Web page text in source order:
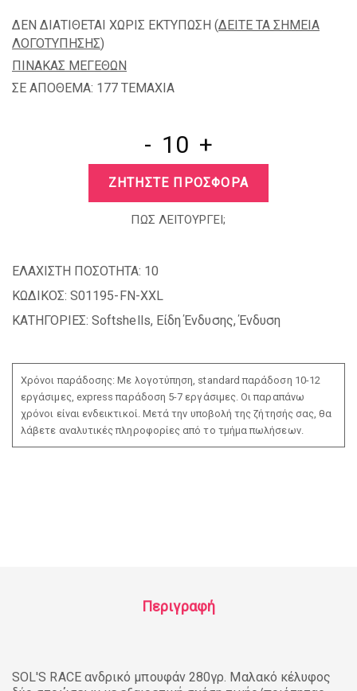
ΔΕΝ ΔΙΑΤΙΘΕΤΑΙ ΧΩΡΙΣ ΕΚΤΥΠΩΣΗ (ΔΕΙΤΕ ΤΑ ΣΗΜΕΙΑ
ΛΟΓΟΤΥΠΗΣΗΣ)
ΠΙΝΑΚΑΣ ΜΕΓΕΘΩΝ
ΣΕ ΑΠΟΘΕΜΑ: 177 TEMAXIA
- +
ΖΗΤΗΣΤΕ ΠΡΟΣΦΟΡΑ
ΠΩΣ ΛΕΙΤΟΥΡΓΕΙ;
ΕΛΑΧΙΣΤΗ ΠΟΣΟΤΗΤΑ: 10
ΚΩΔΙΚΟΣ: S01195-FN-XXL
ΚΑΤΗΓΟΡΙΕΣ: Softshells, Είδη Ένδυσης,Ένδυση
Χρόνοι παράδοσης: Με λογοτύπηση, standard παράδοση 10-12
εργάσιμες, express παράδοση 5-7 εργάσιμες. Οι παραπάνω
χρόνοι είναι ενδεικτικοί. Μετά την υποβολή της ζήτησής σας, θα
λάβετε αναλυτικές πληροφορίες από το τμήμα πωλήσεων.
Περιγραφή
SOL'S RACE ανδρικό μπουφάν 280γρ. Μαλακό κέλυφος